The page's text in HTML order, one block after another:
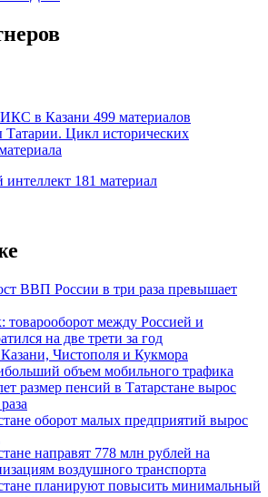
в Казани 499 материалов
Цикл исторических
интеллект 181 материал
ВВП России в три раза превышает
товарооборот между Россией и
на две трети за год
Чистополя и Кукмора
объем мобильного трафика
размер пенсий в Татарстане вырос
оборот малых предприятий вырос
направят 778 млн рублей на
воздушного транспорта
планируют повысить минимальный